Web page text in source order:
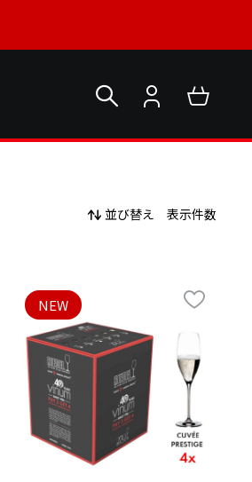
並び替え 表示件数
NEW